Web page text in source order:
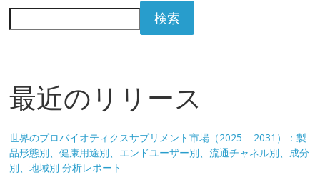
検索
最近のリリース
世界のプロバイオティクスサプリメント市場（2025 – 2031）：製
品形態別、健康用途別、エンドユーザー別、流通チャネル別、成分
別、地域別 分析レポート